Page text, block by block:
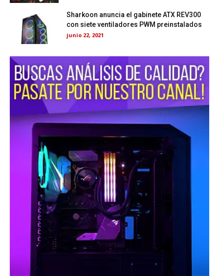
Sharkoon anuncia el gabinete ATX REV300
con siete ventiladores PWM preinstalados
junio 22, 2021